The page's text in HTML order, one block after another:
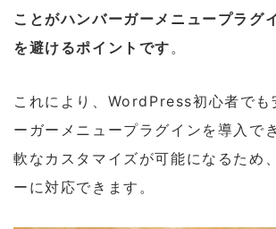
ことがハンバーガーメニュープラグ
を避けるポイントです 。
これにより、WordPress初心者でも
ーガーメニュープラグインを導入で
軟なカスタマイズが可能になるため
ーに対応できます。